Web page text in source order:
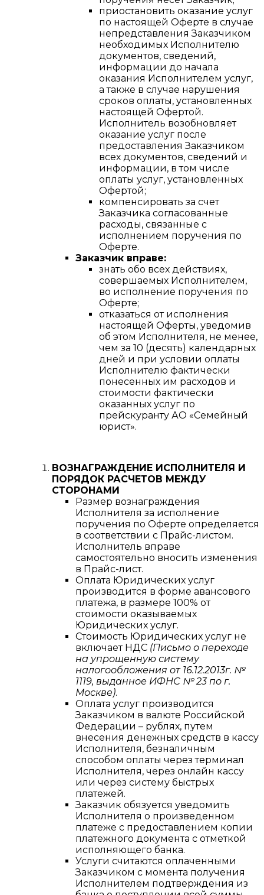
приостановить оказание услуг
по настоящей Оферте в случае
непредставления Заказчиком
необходимых Исполнителю
документов, сведений,
информации до начала
оказания Исполнителем услуг,
а также в случае нарушения
сроков оплаты, установленных
настоящей Офертой.
Исполнитель возобновляет
оказание услуг после
предоставления Заказчиком
всех документов, сведений и
информации, в том числе
оплаты услуг, установленных
Офертой;
компенсировать за счет
Заказчика согласованные
расходы, связанные с
исполнением поручения по
Оферте.
Заказчик вправе:
знать обо всех действиях,
совершаемых Исполнителем,
во исполнение поручения по
Оферте;
отказаться от исполнения
настоящей Оферты, уведомив
об этом Исполнителя, не менее,
чем за 10 (десять) календарных
дней и при условии оплаты
Исполнителю фактически
понесенных им расходов и
стоимости фактически
оказанных услуг по
прейскуранту АО «Семейный
юрист».
ВОЗНАГРАЖДЕНИЕ ИСПОЛНИТЕЛЯ И
ПОРЯДОК РАСЧЕТОВ МЕЖДУ
СТОРОНАМИ
Размер вознаграждения
Исполнителя за исполнение
поручения по Оферте определяется
в соответствии с Прайс-листом.
Исполнитель вправе
самостоятельно вносить изменения
в Прайс-лист.
Оплата Юридических услуг
производится в форме авансового
платежа, в размере 100% от
стоимости оказываемых
Юридических услуг.
Стоимость Юридических услуг не
включает НДС (Письмо о переходе
на упрощенную систему
налогообложения от 16.12.2013г. №
1119, выданное ИФНС № 23 по г.
Москве).
Оплата услуг производится
Заказчиком в валюте Российской
Федерации – рублях, путем
внесения денежных средств в кассу
Исполнителя, безналичным
способом оплаты через терминал
Исполнителя, через онлайн кассу
или через систему быстрых
платежей.
Заказчик обязуется уведомить
Исполнителя о произведенном
платеже с предоставлением копии
платежного документа с отметкой
исполняющего банка.
Услуги считаются оплаченными
Заказчиком с момента получения
Исполнителем подтверждения из